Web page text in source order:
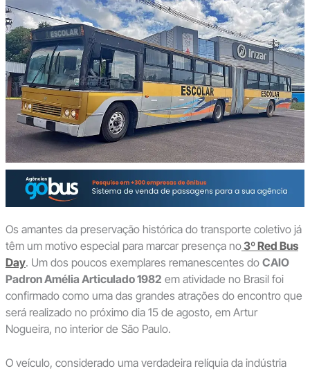
Os amantes da preservação histórica do transporte coletivo já
têm um motivo especial para marcar presença no3º Red Bus
Day. Um dos poucos exemplares remanescentes do CAIO
Padron Amélia Articulado 1982 em atividade no Brasil foi
confirmado como uma das grandes atrações do encontro que
será realizado no próximo dia 15 de agosto, em Artur
Nogueira, no interior de São Paulo.
O veículo, considerado uma verdadeira relíquia da indústria